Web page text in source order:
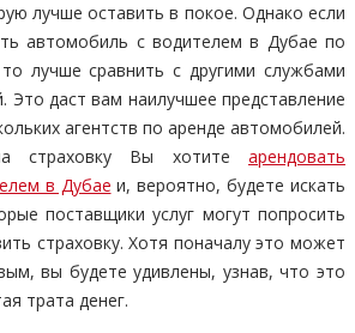
лучше оставить в покое. Однако если
автомобиль с водителем в Дубае по
лучше сравнить с другими службами
Это даст вам наилучшее представление
агентств по аренде автомобилей.
страховку Вы хотите арендовать
в Дубае и, вероятно, будете искать
поставщики услуг могут попросить
страховку. Хотя поначалу это может
вы будете удивлены, узнав, что это
трата денег.